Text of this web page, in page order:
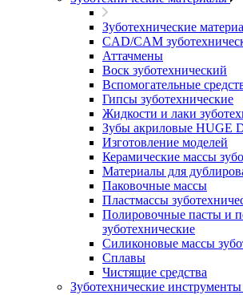
Зуботехнические
CAD/CAM
Аттачмены
Воск зуботехнический
Вспомогательные
Гипсы зуботехнические
Жидкости и лаки
Зубы акриловые HUGE
Изготовление моделей
Керамические массы
Материалы для
Паковочные массы
Пластмассы
Полировочные пасты и
зуботехнические
Силиконовые массы
Сплавы
Чистящие средства
Зуботехнические инструменты